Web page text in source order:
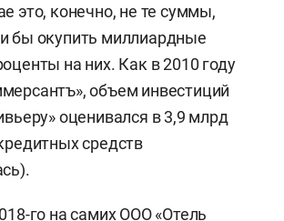
это, конечно, не те суммы,
бы окупить миллиардные
на них. Как в 2010 году
объем инвестиций
оценивался в 3,9 млрд
средств
го на самих ООО «Отель